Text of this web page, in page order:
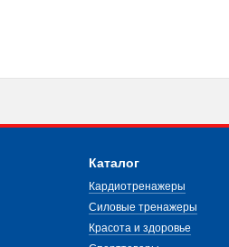
Каталог
Кардиотренажеры
Силовые тренажеры
Красота и здоровье